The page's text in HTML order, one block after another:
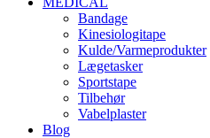
Bandage
Kinesiologitape
Kulde/Varmeprodukter
Lægetasker
Sportstape
Tilbehør
Vabelplaster
Blog